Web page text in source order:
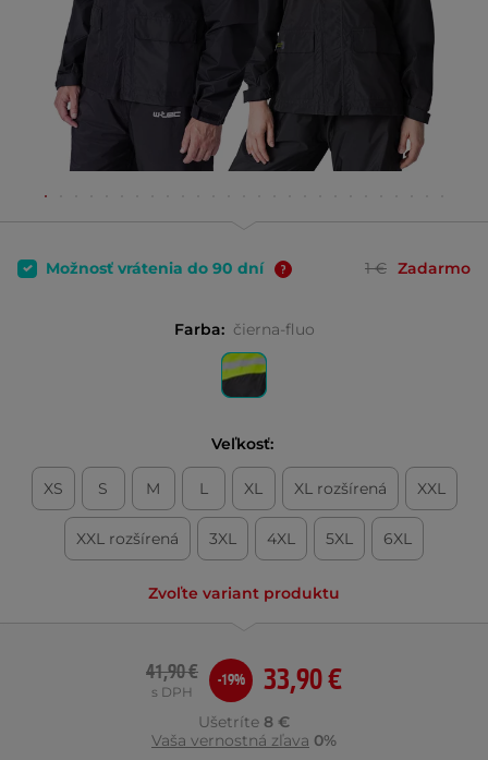
Možnosť vrátenia do 90 dní 1 € Zadarmo
Farba: čierna-fluo
Veľkosť:
XS S M L XL XL rozšírená XXL
XXL rozšírená 3XL 4XL 5XL 6XL
Zvoľte variant produktu
33,90 €
41,90 €
s DPH
-19%
Ušetríte 8 €
Vaša vernostná zľava 0%